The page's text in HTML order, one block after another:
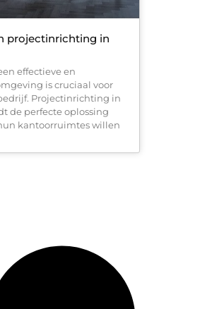
projectinrichting in
effectieve en
is cruciaal voor
Projectinrichting in
de perfecte oplossing
kantoorruimtes willen